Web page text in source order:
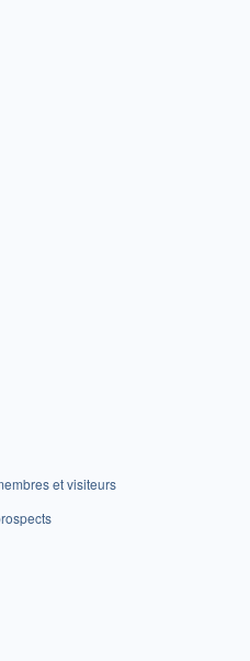
et visiteurs